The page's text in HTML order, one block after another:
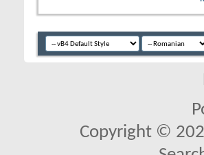
Copyright ©